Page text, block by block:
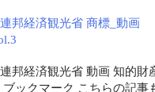
邦経済観光省 商標_動画
邦経済観光省 動画 知的財
ブックマーク こちらの記事